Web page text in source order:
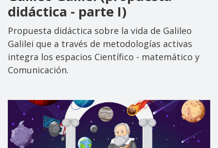
didáctica - parte I)
Propuesta didáctica sobre la vida de Galileo
Galilei que a través de metodologías activas
integra los espacios Científico - matemático y
Comunicación.